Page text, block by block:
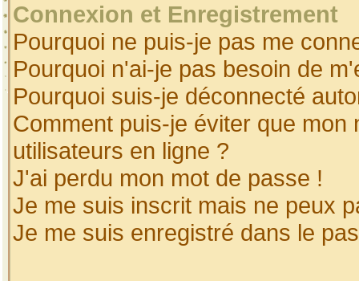
Connexion et Enregistrement
Pourquoi ne puis-je pas me
Pourquoi n'ai-je pas besoin de
Pourquoi suis-je déconnecté
Comment puis-je éviter que
utilisateurs en ligne ?
J'ai perdu mon mot de passe !
Je me suis inscrit mais ne peux
Je me suis enregistré dans le